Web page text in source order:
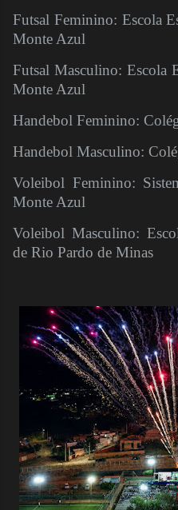
Futsal Feminino: Escola
Monte Azul
Futsal Masculino: Escola
Monte Azul
Handebol Feminino:
Handebol Masculino:
Voleibol Feminino:
Monte Azul
Voleibol Masculino:
de Rio Pardo de Minas